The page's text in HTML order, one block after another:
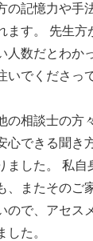
の記憶力や手
す。
先生方
人数だとわか
いでくださっ
の相談士の方
心できる聞き
ました。
私自
、またそのご
ので、アセス
した。